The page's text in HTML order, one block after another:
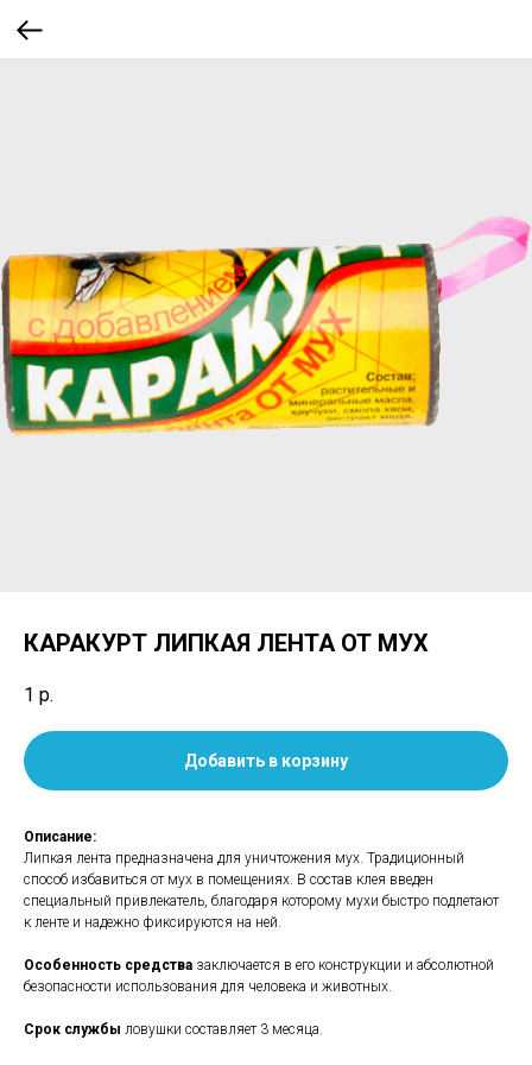
КАРАКУРТ ЛИПКАЯ ЛЕНТА ОТ МУХ
1 р.
Добавить в корзину
Описание:
Липкая лента предназначена для уничтожения мух. Традиционный
способ избавиться от мух в помещениях. В состав клея введен
специальный привлекатель, благодаря которому мухи быстро подлетают
к ленте и надежно фиксируются на ней.
Особенность средства заключается в его конструкции и абсолютной
безопасности использования для человека и животных.
Срок службы ловушки составляет 3 месяца.